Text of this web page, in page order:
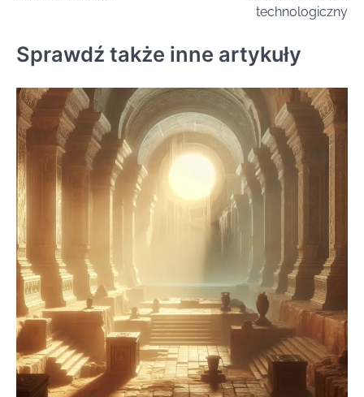
technologiczny
Sprawdź także inne artykuły